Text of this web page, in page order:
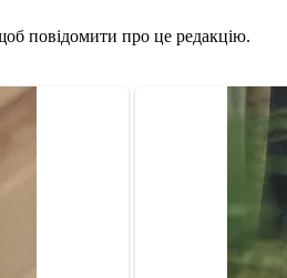
повідомити про це редакцію.